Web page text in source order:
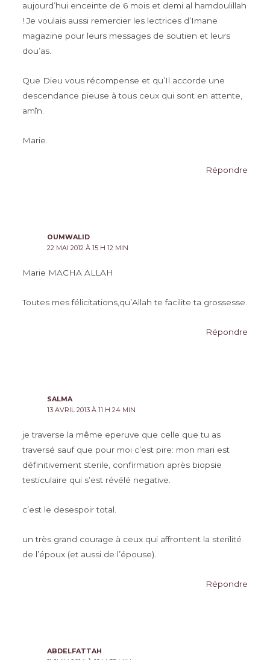
aujourd’hui enceinte de 6 mois et demi al hamdoulillah
! Je voulais aussi remercier les lectrices d’Imane
magazine pour leurs messages de soutien et leurs
dou’as.
Que Dieu vous récompense et qu’Il accorde une
descendance pieuse à tous ceux qui sont en attente,
amîn.
Marie.
Répondre
OUMWALID
22 MAI 2012 À 15 H 12 MIN
Marie MACHA ALLAH
Toutes mes félicitations,qu’Allah te facilite ta grossesse.
Répondre
SALMA
13 AVRIL 2013 À 11 H 24 MIN
je traverse la même eperuve que celle que tu as
traversé sauf que pour moi c’est pire: mon mari est
définitivement sterile, confirmation après biopsie
testiculaire qui s’est révélé negative.
c’est le desespoir total.
un très grand courage à ceux qui affrontent la sterilité
de l’époux (et aussi de l’épouse).
Répondre
ABDELFATTAH